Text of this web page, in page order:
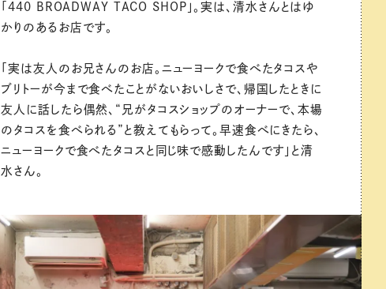
「440 BROADWAY TACO SHOP」。実は、清水さんとはゆ
かりのあるお店です。
「実は友人のお兄さんのお店。ニューヨークで食べたタコスや
ブリトーが今まで食べたことがないおいしさで、帰国したときに
友人に話したら偶然、“兄がタコスショップのオーナーで、本場
のタコスを食べられる”と教えてもらって。早速食べにきたら、
ニューヨークで食べたタコスと同じ味で感動したんです」と清
水さん。